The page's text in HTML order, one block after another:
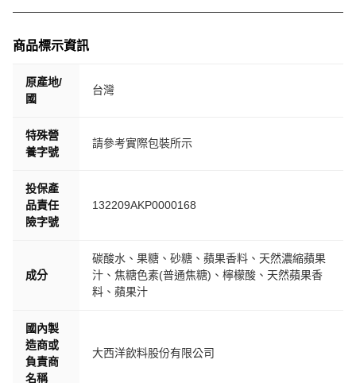
商品標示資訊
原產地/
國
台灣
特殊營
養字號
請參考實際包裝所示
投保產
品責任
險字號
132209AKP0000168
成分
碳酸水、果糖、砂糖、蘋果香料、天然濃縮蘋果
汁、焦糖色素(普通焦糖)、檸檬酸、天然蘋果香
料、蘋果汁
國內製
造商或
負責商
名稱
大西洋飲料股份有限公司